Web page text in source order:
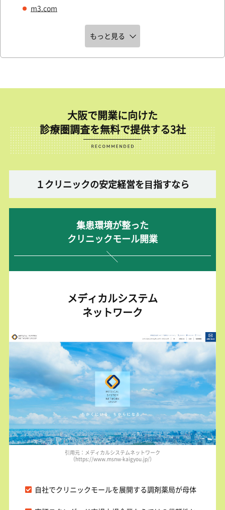
m3.com
もっと見る
大阪で開業に向けた
診療圏調査を無料で提供する3社
１クリニックの安定経営を⽬指すなら
集患環境が整った
クリニックモール開業
メディカルシステム
ネットワーク
引用元：メディカルシステムネットワーク
（https://www.msnw-kaigyou.jp/）
自社でクリニックモールを展開する調剤薬局が母体